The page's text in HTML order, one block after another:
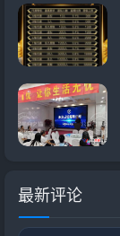
最新评论